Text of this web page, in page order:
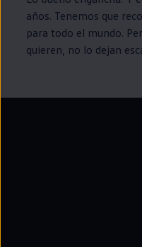
años. Tenemos que
para todo el mundo.
quieren, no lo dejan